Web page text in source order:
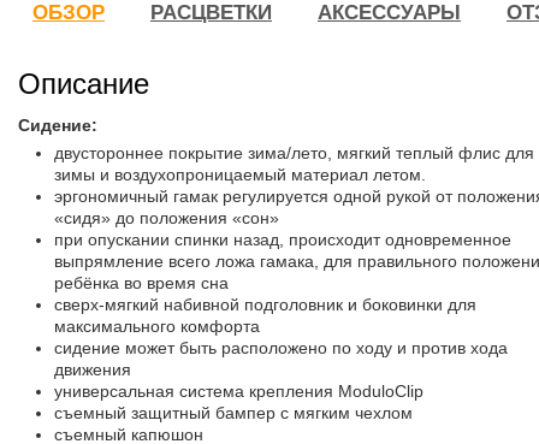
ОБЗОР РАСЦВЕТКИ АКСЕССУАРЫ
Описание
Сидение:
двустороннее покрытие зима/лето, мягкий теплый флис для
зимы и воздухопроницаемый материал летом.
эргономичный гамак регулируется одной рукой от
«сидя» до положения «сон»
при опускании спинки назад, происходит одновременное
выпрямление всего ложа гамака, для правильного
ребёнка во время сна
сверх-мягкий набивной подголовник и боковинки для
максимального комфорта
сидение может быть расположено по ходу и против хода
движения
универсальная система крепления ModuloClip
съемный защитный бампер с мягким чехлом
съемный капюшон